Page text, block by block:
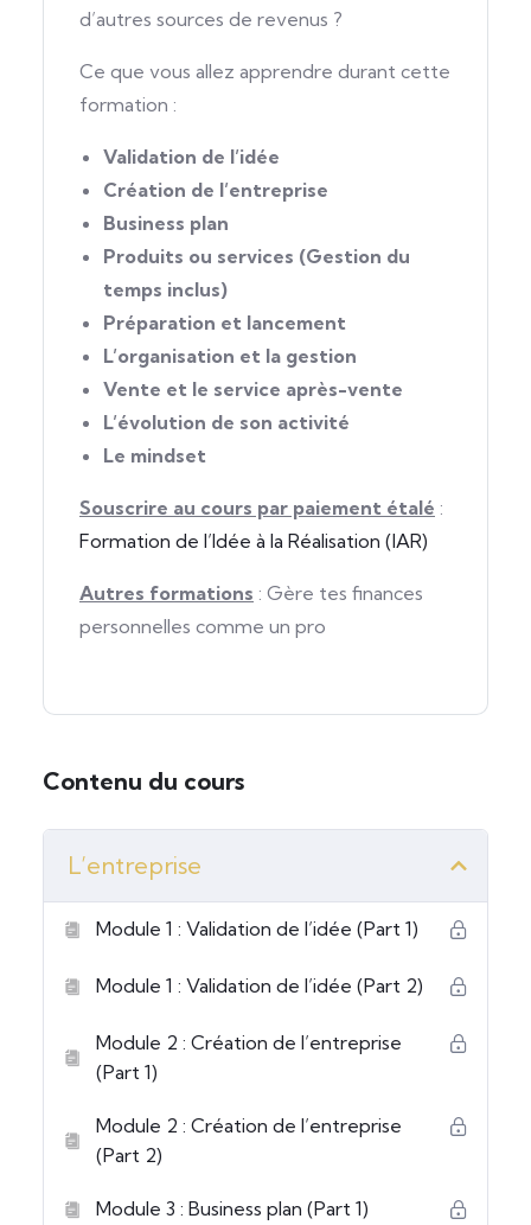
d’autres sources de revenus ?
Ce que vous allez apprendre durant cette
formation :
Validation de l’idée
Création de l’entreprise
Business plan
Produits ou services (Gestion du
temps inclus)
Préparation et lancement
L’organisation et la gestion
Vente et le service après-vente
L’évolution de son activité
Le mindset
Souscrire au cours par paiement étalé :
Formation de l’Idée à la Réalisation (IAR)
Autres formations : Gère tes finances
personnelles comme un pro
Contenu du cours
L’entreprise
Module 1 : Validation de l’idée (Part 1)
Module 1 : Validation de l’idée (Part 2)
Module 2 : Création de l’entreprise
(Part 1)
Module 2 : Création de l’entreprise
(Part 2)
Module 3 : Business plan (Part 1)